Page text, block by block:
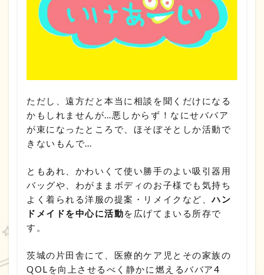
ただし、遠方だと本当に相談を聞くだけになる
かもしれませんが…悪しからず！なにせババア
が束になったところで、ほそぼそとしか活動で
きないもんで…
ともあれ、かわいくて使い勝手のよい吸引器用
バッグや、わがままボディのお子様でも気持ち
よく着られる洋服の提案・リメイクなど、ハン
ドメイドを中心に活動を広げてまいる所存で
す。
茨城の片田舎にて、医療的ケア児とその家族の
QOLを向上させるべく静かに燃えるババア4